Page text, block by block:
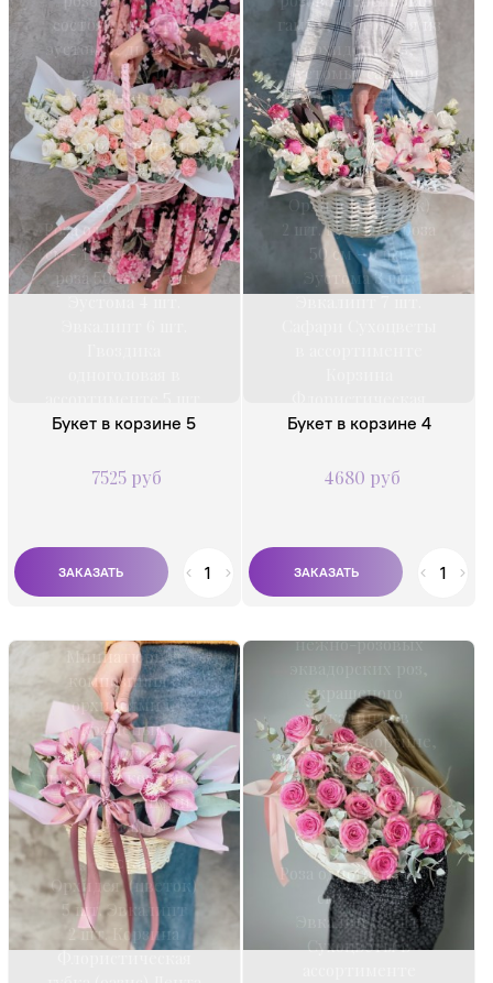
состоящая из роз,
эустомы, диантуса,
статицы и
эвкалипта в
плетеной корзине с
декоративными
лентами.
Состав:
Роза одноголовая 50
см - 11 шт. Кустовая
роза 50 см - 7 шт.
Статица...
Букет в корзине 5
7525 руб
гамме, состоящая из
орхидей, роз,
эустомы, сафари,
эвкалипта и
сухоцветов в
плетёной корзине.
Состав:
Орхидея (цветок)
2 шт. Кустовая роза
50 см - 6 шт.
Эустома 3 шт.
губка...
Букет в корзине 4
4680 руб
Миниатюрная
композиция с
орхидеями и
крашеным
эвкалиптом в
плетёной корзине с
декоративными
лентами.
Состав:
Орхидея (цветок)
5 шт. Эвкалипт
2 шт. Корзина
Композиция,
нежно-розовых
эквадорских роз,
крашеного
эвкалипта в
плетеной корзине,
перевязана
декоративными
лентами.
Состав:
Роза одноголовая 50
см - 15 шт.
Эвкалипт 8 шт.
Сухоцветы в